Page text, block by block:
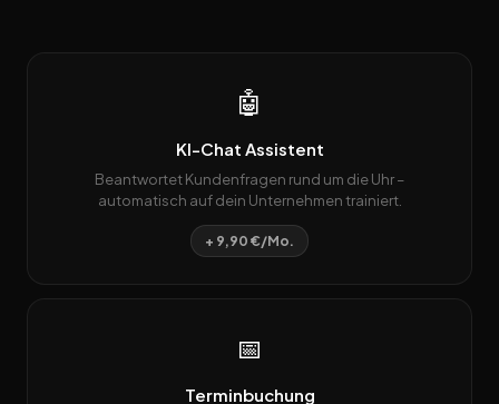
🤖
KI-Chat Assistent
Beantwortet Kundenfragen rund um die Uhr –
automatisch auf dein Unternehmen trainiert.
+ 9,90 €/Mo.
📅
Terminbuchung